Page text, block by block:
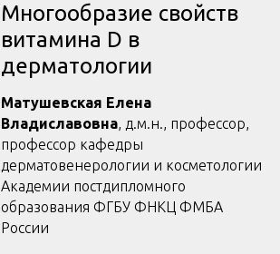
Многообразие свойств
витамина D в
дерматологии
Матушевская Елена
Владиславовна, д.м.н., профессор,
профессор кафедры
дерматовенерологии и косметологии
Академии постдипломного
образования ФГБУ ФНКЦ ФМБА
России